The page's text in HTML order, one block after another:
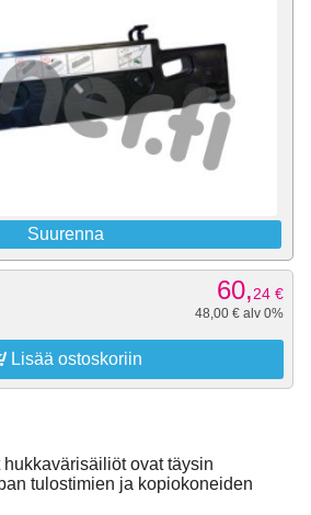
Suurenna
60,24 €
48,00 € alv 0%
Lisää ostoskoriin
ovat täysin
tulostimien ja kopiokoneiden